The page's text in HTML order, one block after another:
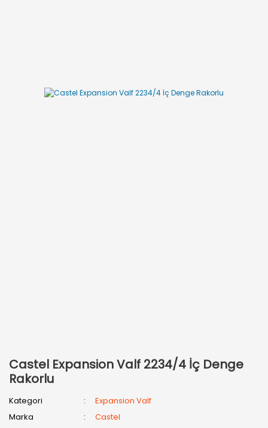
Castel Expansion Valf 2234/4 İç Denge
Rakorlu
Kategori
Expansion Valf
Marka
Castel